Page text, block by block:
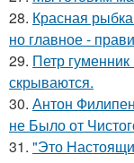
28. Красная
но главное -
29. Петр
скрываются.
30. Антон
не Было от
31. "Это